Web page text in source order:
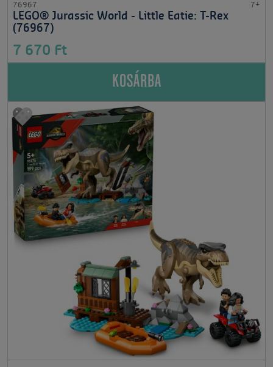
76967 7+
LEGO® Jurassic World - Little Eatie: T-Rex
(76967)
7 670 Ft
KOSÁRBA